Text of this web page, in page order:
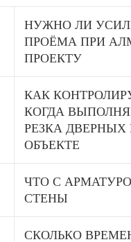
НУЖНО ЛИ
ПРОЁМА ПРИ
ПРОЕКТУ
КАК
КОГДА
РЕЗКА
ОБЪЕКТЕ
ЧТО С
СТЕНЫ
СКОЛЬКО